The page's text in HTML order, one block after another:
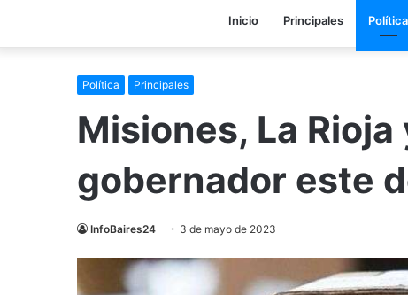
Inicio Principales Política
Política Principales
Misiones, La
gobernador este
InfoBaires24 3 de mayo de 2023